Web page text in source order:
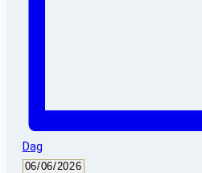
Dag
06/06/2026Vælg